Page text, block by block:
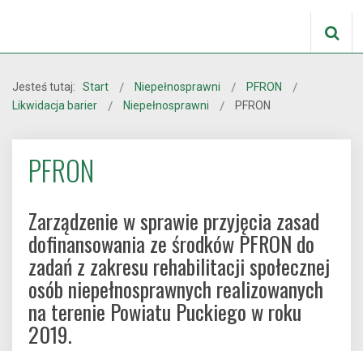
Jesteś tutaj: Start Niepełnosprawni
PFRON
Likwidacja barier
Niepełnosprawni PFRON
PFRON
Zarządzenie w sprawie przyjęcia zasad
dofinansowania ze środków PFRON do
zadań z zakresu rehabilitacji społecznej
osób niepełnosprawnych realizowanych
na terenie Powiatu Puckiego w roku
2019.